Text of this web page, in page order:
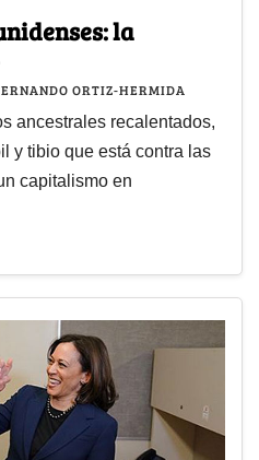
la
ORTIZ-HERMIDA
ancestrales recalentados,
y tibio que está contra las
capitalismo en